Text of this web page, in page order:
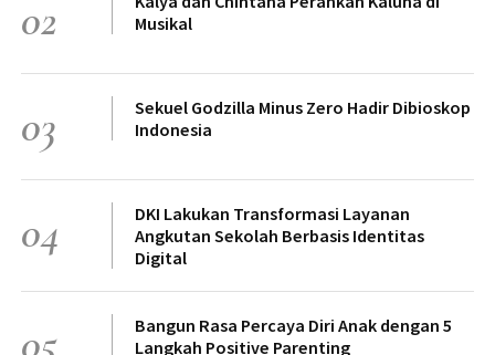
02
Musikal
03
Sekuel Godzilla Minus Zero Hadir Dibioskop
Indonesia
04
DKI Lakukan Transformasi Layanan
Angkutan Sekolah Berbasis Identitas
Digital
05
Bangun Rasa Percaya Diri Anak dengan 5
Langkah Positive Parenting